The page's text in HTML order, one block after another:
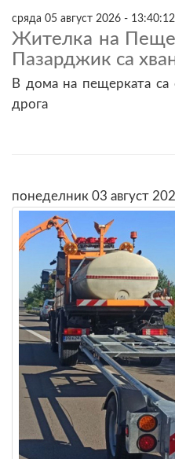
сряда 05 август 2026 - 13:40:12
Жителка на
Пазарджик са
В дома на пещерката са
дрога
понеделник 03 август